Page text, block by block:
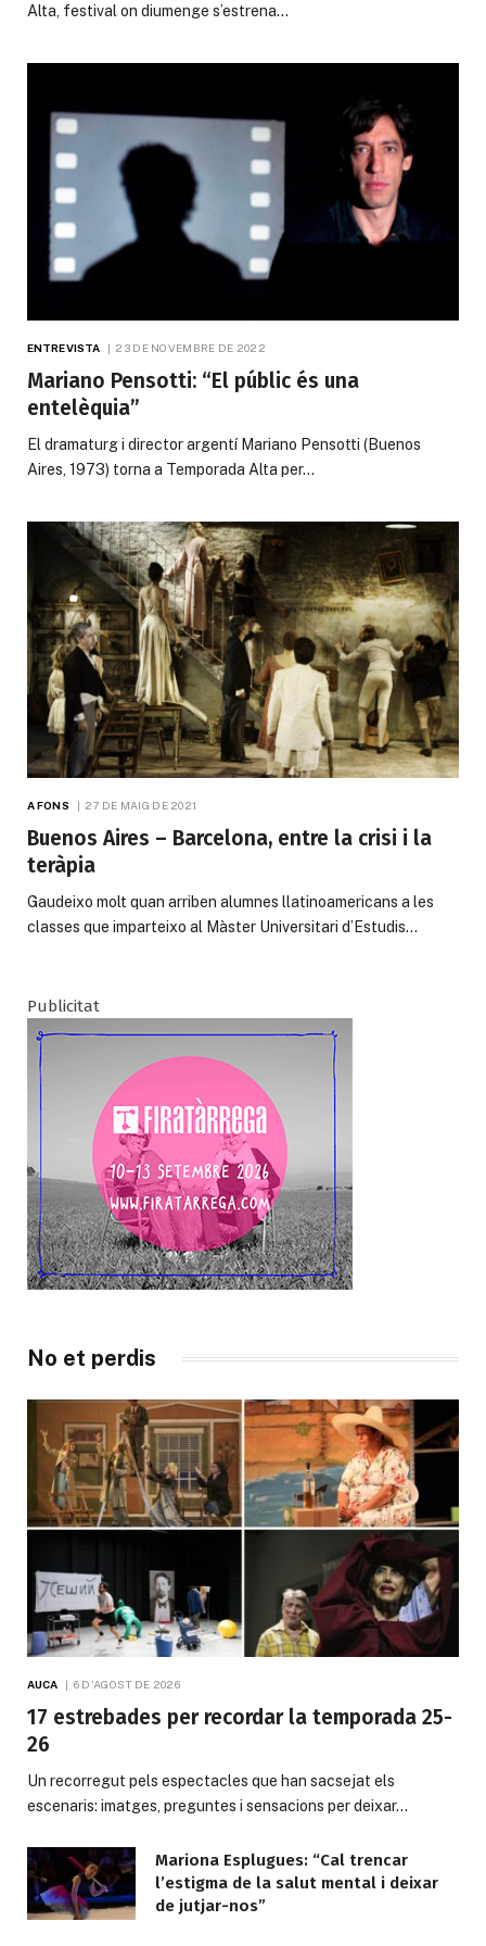
Alta, festival on diumenge s’estrena…
ENTREVISTA 23 DE NOVEMBRE DE 2022
Mariano Pensotti: “El públic és una
entelèquia”
El dramaturg i director argentí Mariano Pensotti (Buenos
Aires, 1973) torna a Temporada Alta per…
A FONS 27 DE MAIG DE 2021
Buenos Aires – Barcelona, entre la crisi i la
teràpia
Gaudeixo molt quan arriben alumnes llatinoamericans a les
classes que imparteixo al Màster Universitari d’Estudis…
Publicitat
No et perdis
AUCA 6 D'AGOST DE 2026
17 estrebades per recordar la temporada 25-
26
Un recorregut pels espectacles que han sacsejat els
escenaris: imatges, preguntes i sensacions per deixar…
Mariona Esplugues: “Cal trencar
l’estigma de la salut mental i deixar
de jutjar-nos”